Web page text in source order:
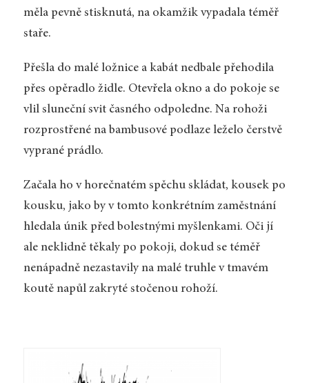
měla pevně stisknutá, na okamžik vypadala téměř
staře.
Přešla do malé ložnice a kabát nedbale přehodila
přes opěradlo židle. Otevřela okno a do pokoje se
vlil sluneční svit časného odpoledne. Na rohoži
rozprostřené na bambusové podlaze leželo čerstvě
vyprané prádlo.
Začala ho v horečnatém spěchu skládat, kousek po
kousku, jako by v tomto konkrétním zaměstnání
hledala únik před bolestnými myšlenkami. Oči jí
ale neklidně těkaly po pokoji, dokud se téměř
nenápadně nezastavily na malé truhle v tmavém
koutě napůl zakryté stočenou rohoží.